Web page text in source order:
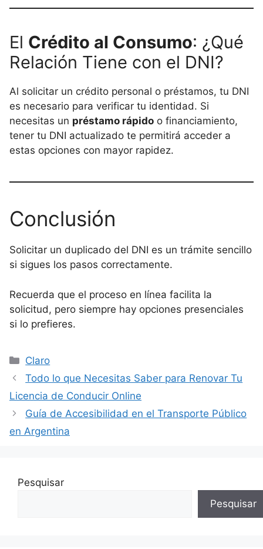
El Crédito al Consumo: ¿Qué
Relación Tiene con el DNI?
Al solicitar un crédito personal o préstamos, tu DNI
es necesario para verificar tu identidad. Si
necesitas un préstamo rápido o financiamiento,
tener tu DNI actualizado te permitirá acceder a
estas opciones con mayor rapidez.
Conclusión
Solicitar un duplicado del DNI es un trámite sencillo
si sigues los pasos correctamente.
Recuerda que el proceso en línea facilita la
solicitud, pero siempre hay opciones presenciales
si lo prefieres.
Categorías
Claro
Todo lo que Necesitas Saber para Renovar Tu
Licencia de Conducir Online
Guía de Accesibilidad en el Transporte Público
en Argentina
Pesquisar
Pesquisar